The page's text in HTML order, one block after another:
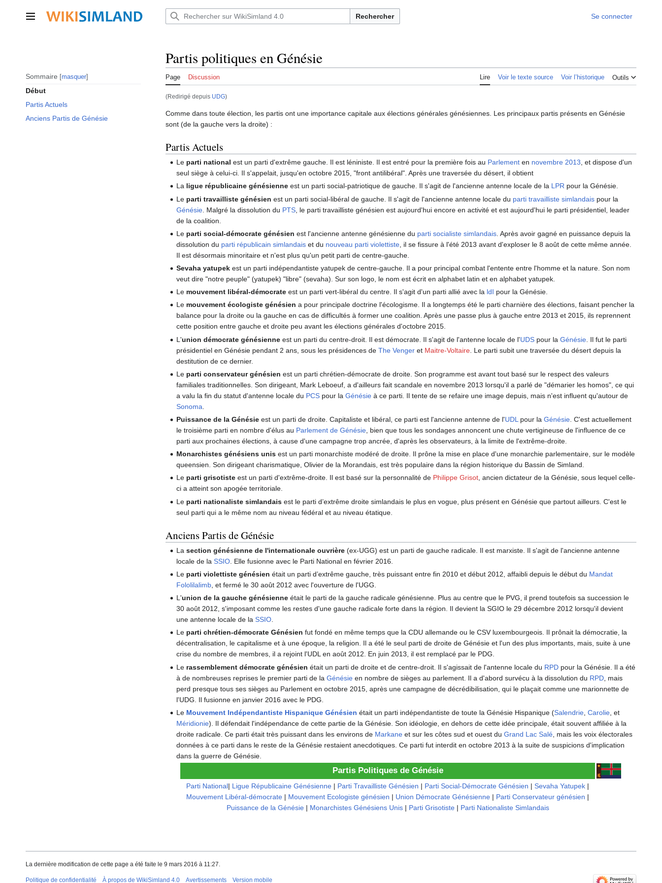
contenu Menu principal Rechercher Se connecter
Sommaire masquer
Début
Partis Actuels
Anciens Partis de Génésie
Partis politiques en Génésie
Page Discussion Lire Voir le texte source Voir l’historique Outils
(Redirigé depuis UDG)
Comme dans toute élection, les partis ont une importance capitale aux élections générales génésiennes. Les principaux partis présents en Génésie
sont (de la gauche vers la droite) :
Partis Actuels
Le parti national est un parti d'extrême gauche. Il est léniniste. Il est entré pour la première fois au Parlement en novembre 2013, et dispose d'un
seul siège à celui-ci. Il s'appelait, jusqu'en octobre 2015, "front antilibéral". Après une traversée du désert, il obtient
La ligue républicaine génésienne est un parti social-patriotique de gauche. Il s'agit de l'ancienne antenne locale de la LPR pour la Génésie.
Le parti travailliste génésien est un parti social-libéral de gauche. Il s'agit de l'ancienne antenne locale du parti travailliste simlandais pour la
Génésie . Malgré la dissolution du PTS , le parti travailliste génésien est aujourd'hui encore en activité et est aujourd'hui le parti présidentiel, leader
de la coalition.
Le parti social-démocrate génésien est l'ancienne antenne génésienne du parti socialiste simlandais . Après avoir gagné en puissance depuis la
dissolution du parti républicain simlandais et du nouveau parti violettiste , il se fissure à l'été 2013 avant d'exploser le 8 août de cette même année.
Il est désormais minoritaire et n'est plus qu'un petit parti de centre-gauche.
Sevaha yatupek est un parti indépendantiste yatupek de centre-gauche. Il a pour principal combat l'entente entre l'homme et la nature. Son nom
veut dire "notre peuple" (yatupek) "libre" (sevaha). Sur son logo, le nom est écrit en alphabet latin et en alphabet yatupek.
Le mouvement libéral-démocrate est un parti vert-libéral du centre. Il s'agit d'un parti allié avec la ldI pour la Génésie.
Le mouvement écologiste génésien a pour principale doctrine l'écologisme. Il a longtemps été le parti charnière des élections, faisant pencher la
balance pour la droite ou la gauche en cas de difficultés à former une coalition. Après une passe plus à gauche entre 2013 et 2015, ils reprennent
cette position entre gauche et droite peu avant les élections générales d'octobre 2015.
L'union démocrate génésienne est un parti du centre-droit. Il est démocrate. Il s'agit de l'antenne locale de l'UDS pour laGénésie . Il fut le parti
présidentiel en Génésie pendant 2 ans, sous les présidences deThe Venger et Maitre-Voltaire . Le parti subit une traversée du désert depuis la
destitution de ce dernier.
Le parti conservateur génésien est un parti chrétien-démocrate de droite. Son programme est avant tout basé sur le respect des valeurs
familiales traditionnelles. Son dirigeant, Mark Leboeuf, a d'ailleurs fait scandale en novembre 2013 lorsqu'il a parlé de "démarier les homos", ce qui
a valu la fin du statut d'antenne locale du PCS pour laGénésie à ce parti. Il tente de se refaire une image depuis, mais n'est influent qu'autour de
Sonoma
Puissance de la Génésie est un parti de droite. Capitaliste et libéral, ce parti est l'ancienne antenne de l'UDL pour laGénésie . C'est actuellement
le troisième parti en nombre d'élus au Parlement de Génésie , bien que tous les sondages annoncent une chute vertigineuse de l'influence de ce
parti aux prochaines élections, à cause d'une campagne trop ancrée, d'après les observateurs, à la limite de l'extrême-droite.
Monarchistes génésiens unis est un parti monarchiste modéré de droite. Il prône la mise en place d'une monarchie parlementaire, sur le modèle
queensien. Son dirigeant charismatique, Olivier de la Morandais, est très populaire dans la région historique du Bassin de Simland.
Le parti grisotiste est un parti d'extrême-droite. Il est basé sur la personnalité de Philippe Grisot, ancien dictateur de la Génésie, sous lequel celle-
ci a atteint son apogée territoriale.
Le parti nationaliste simlandais est le parti d’extrême droite simlandais le plus en vogue, plus présent en Génésie que partout ailleurs. C'est le
seul parti qui a le même nom au niveau fédéral et au niveau étatique.
Anciens Partis de Génésie
Lasection génésienne de l'internationale ouvrière (ex-UGG) est un parti de gauche radicale. Il est marxiste. Il s'agit de l'ancienne antenne
locale de laSSIO . Elle fusionne avec le Parti National en février 2016.
Le parti violettiste génésien était un parti d’extrême gauche, très puissant entre fin 2010 et début 2012, affaibli depuis le début du Mandat
Fololilalimb , et fermé le 30 août 2012 avec l'ouverture de l'UGG.
L'union de la gauche génésienne était le parti de la gauche radicale génésienne. Plus au centre que le PVG, il prend toutefois sa succession le
30 août 2012, s'imposant comme les restes d'une gauche radicale forte dans la région. Il devient la SGIO le 29 décembre 2012 lorsqu'il devient
une antenne locale de laSSIO
Le parti chrétien-démocrate Génésien fut fondé en même temps que la CDU allemande ou le CSV luxembourgeois. Il prônait la démocratie, la
décentralisation, le capitalisme et à une époque, la religion. Il a été le seul parti de droite de Génésie et l'un des plus importants, mais, suite à une
crise du nombre de membres, il a rejoint l'UDL en août 2012. En juin 2013, il est remplacé par le PDG.
Le rassemblement démocrate génésien était un parti de droite et de centre-droit. Il s'agissait de l'antenne locale du RPD pour la Génésie. Il a été
à de nombreuses reprises le premier parti de laGénésie en nombre de sièges au parlement. Il a d'abord survécu à la dissolution du RPD , mais
perd presque tous ses sièges au Parlement en octobre 2015, après une campagne de décrédibilisation, qui le plaçait comme une marionnette de
l'UDG. Il fusionne en janvier 2016 avec le PDG.
Le Mouvement Indépendantiste Hispanique Génésien était un parti indépendantiste de toute la Génésie Hispanique (Salendrie ,Carolie , et
Méridionie). Il défendait l'indépendance de cette partie de la Génésie. Son idéologie, en dehors de cette idée principale, était souvent affiliée à la
droite radicale. Ce parti était très puissant dans les environs de Markane et sur les côtes sud et ouest duGrand Lac Salé , mais les voix électorales
données à ce parti dans le reste de la Génésie restaient anecdotiques. Ce parti fut interdit en octobre 2013 à la suite de suspicions d'implication
dans la guerre de Génésie.
Partis Politiques de Génésie
Parti National| Ligue Républicaine Génésienne | Parti Travailliste Génésien | Parti Social-Démocrate Génésien | Sevaha Yatupek |
Mouvement Libéral-démocrate | Mouvement Ecologiste génésien | Union Démocrate Génésienne | Parti Conservateur génésien |
Puissance de la Génésie| Monarchistes Génésiens Unis| Parti Grisotiste| Parti Nationaliste Simlandais
La dernière modification de cette page a été faite le 9 mars 2016 à 11:27.
Politique de confidentialité À propos de WikiSimland 4.0 Avertissements Version mobile